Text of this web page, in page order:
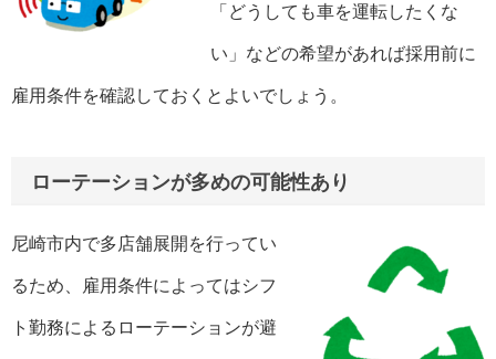
「どうしても車を運転したくな
い」などの希望があれば採用前に
雇用条件を確認しておくとよいでしょう。
ローテーションが多めの可能性あり
尼崎市内で多店舗展開を行ってい
るため、雇用条件によってはシフ
ト勤務によるローテーションが避